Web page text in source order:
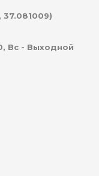
37.081009)
Вс - Выходной